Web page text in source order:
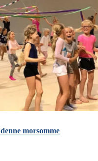
morsomme